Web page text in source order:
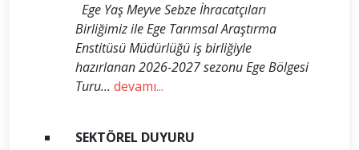
Ege Yaş Meyve Sebze İhracatçıları
Birliğimiz ile Ege Tarımsal Araştırma
Enstitüsü Müdürlüğü iş birliğiyle
hazırlanan 2026-2027 sezonu Ege Bölgesi
Turu... devamı...
SEKTÖREL DUYURU